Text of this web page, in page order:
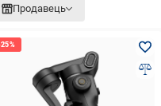
Продавець